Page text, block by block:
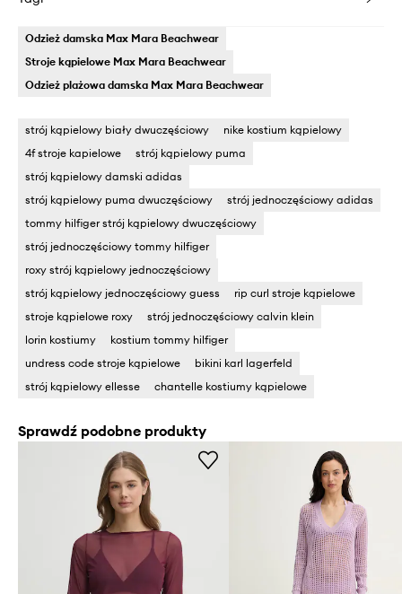
Odzież damska Max Mara Beachwear
Stroje kąpielowe Max Mara Beachwear
Odzież plażowa damska Max Mara Beachwear
strój kąpielowy biały dwuczęściowy
nike kostium kąpielowy
4f stroje kapielowe
strój kąpielowy puma
strój kąpielowy damski adidas
strój kąpielowy puma dwuczęściowy
strój jednoczęściowy adidas
tommy hilfiger strój kąpielowy dwuczęściowy
strój jednoczęściowy tommy hilfiger
roxy strój kąpielowy jednoczęściowy
strój kąpielowy jednoczęściowy guess
rip curl stroje kąpielowe
stroje kąpielowe roxy
strój jednoczęściowy calvin klein
lorin kostiumy
kostium tommy hilfiger
undress code stroje kąpielowe
bikini karl lagerfeld
strój kąpielowy ellesse
chantelle kostiumy kąpielowe
Sprawdź podobne produkty